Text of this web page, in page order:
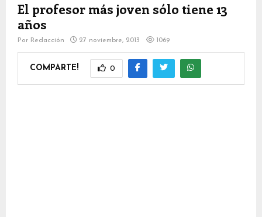
El profesor más joven sólo tiene 13
años
Por Redacción 27 noviembre, 2013 1069
COMPARTE! 0